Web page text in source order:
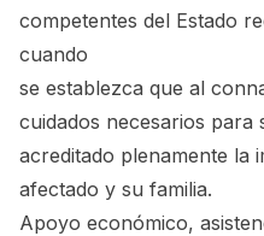
competentes del Estado
cuando
se establezca que al
cuidados necesarios para
acreditado plenamente la
afectado y su familia.
Apoyo económico,